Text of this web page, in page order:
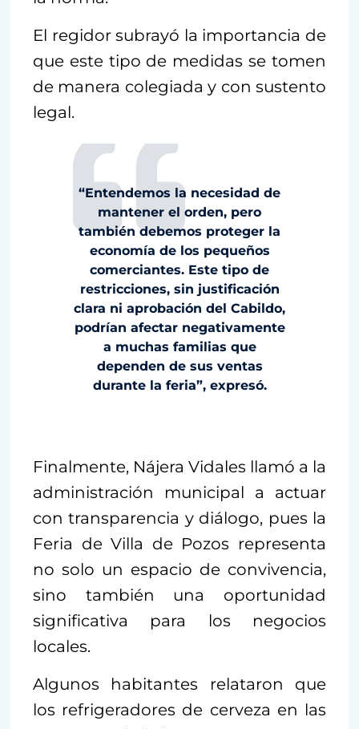
El regidor subrayó la importancia de
que este tipo de medidas se tomen
de manera colegiada y con sustento
legal.
“Entendemos la necesidad de
mantener el orden, pero
también debemos proteger la
economía de los pequeños
comerciantes. Este tipo de
restricciones, sin justificación
clara ni aprobación del Cabildo,
podrían afectar negativamente
a muchas familias que
dependen de sus ventas
durante la feria”, expresó.
Finalmente, Nájera Vidales llamó a la
administración municipal a actuar
con transparencia y diálogo, pues la
Feria de Villa de Pozos representa
no solo un espacio de convivencia,
sino también una oportunidad
significativa para los negocios
locales.
Algunos habitantes relataron que
los refrigeradores de cerveza en las